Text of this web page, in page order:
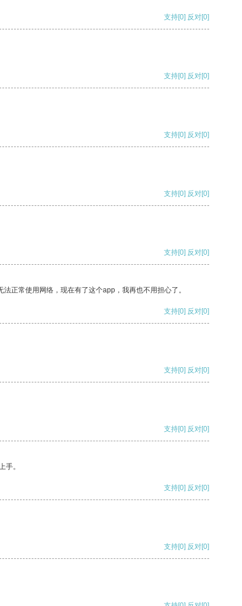
支持[0] 反对[0]
支持[0] 反对[0]
支持[0] 反对[0]
支持[0] 反对[0]
支持[0] 反对[0]
正常使用网络，现在有了这个app，我再也不用担心了。
支持[0] 反对[0]
支持[0] 反对[0]
支持[0] 反对[0]
手。
支持[0] 反对[0]
支持[0] 反对[0]